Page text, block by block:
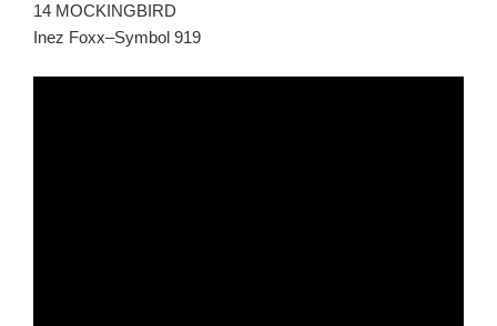
14 MOCKINGBIRD
Inez Foxx–Symbol 919